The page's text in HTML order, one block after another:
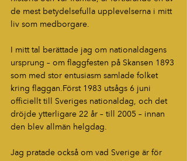
de mest betydelsefulla upplevelserna i mitt
liv som medborgare.
I mitt tal berättade jag om nationaldagens
ursprung – om flaggfesten på Skansen 1893
som med stor entusiasm samlade folket
kring flaggan.Först 1983 utsågs 6 juni
officiellt till Sveriges nationaldag, och det
dröjde ytterligare 22 år – till 2005 – innan
den blev allmän helgdag.
Jag pratade också om vad Sverige är för